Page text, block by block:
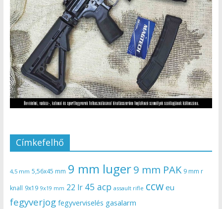
Címkefelhő
4,5 mm 5,56x45 mm 9 mm luger9 mm PAK 9 mm r
knall 9x19 9x19 mm 22 lr 45 acp assault rifle ccw eu
fegyverjog fegyverviselés gasalarm